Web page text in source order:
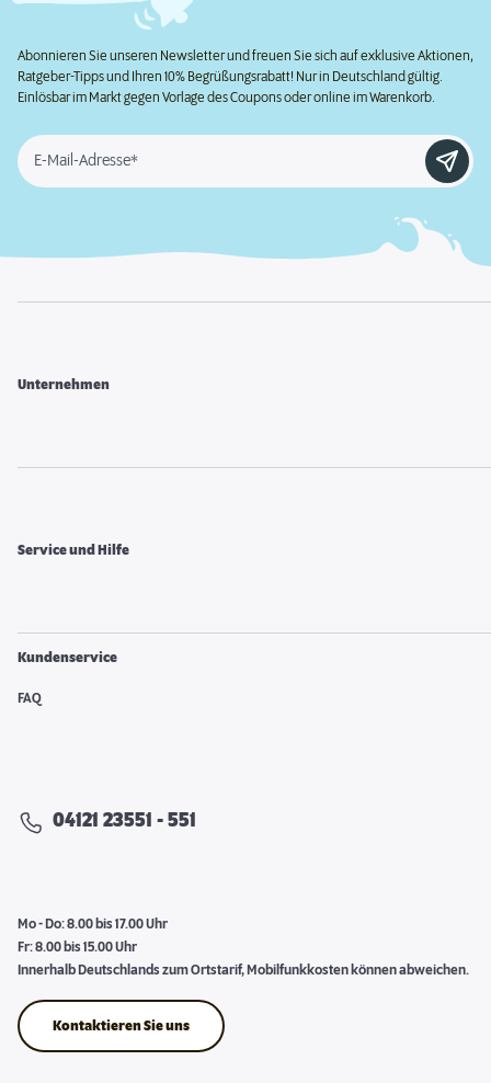
Abonnieren Sie unseren Newsletter und freuen Sie sich auf exklusive Aktionen,
Ratgeber-Tipps und Ihren 10% Begrüßungsrabatt! Nur in Deutschland gültig.
Einlösbar im Markt gegen Vorlage des Coupons oder online im Warenkorb.
E-Mail-Adresse*
Unternehmen
Service und Hilfe
Kundenservice
FAQ
04121 23551 - 551
Mo - Do: 8.00 bis 17.00 Uhr
Fr: 8.00 bis 15.00 Uhr
Innerhalb Deutschlands zum Ortstarif, Mobilfunkkosten können abweichen.
Kontaktieren Sie uns